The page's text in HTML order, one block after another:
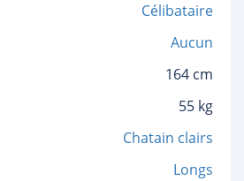
Célibataire
Aucun
164 cm
55 kg
Chatain clairs
Longs